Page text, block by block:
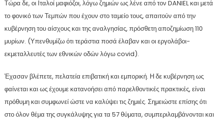
Τώρα δε, οι Ιταλοί μαφιόζοι, λόγω ζημιών ως λένε από τον DANIEL και μετά
το φονικό των Τεμπών που έχουν στο ταμείο τους, απαιτούν από την
κυβέρνηση του αίσχους και της αναλγησίας, πρόσθετη αποζημίωση 110
μυρίων. (Υπενθυμίζω ότι τεράστια ποσά έλαβαν και οι εργολάβοι-
εκμεταλλευτές των εθνικών οδών λόγω covid).
Έχασαν βλέπετε, πελατεία επιβατική και εμπορική. Η δε κυβέρνηση ως
φαίνεται και ως έχουμε κατανοήσει από παρελθοντικές πρακτικές, είναι
πρόθυμη και συμφωνεί ώστε να καλύψει τις ζημιές. Σημειώστε επίσης ότι
στο όλον θέμα της συγκάλυψης για τα 57 θύματα, συμπεριλαμβάνονται και